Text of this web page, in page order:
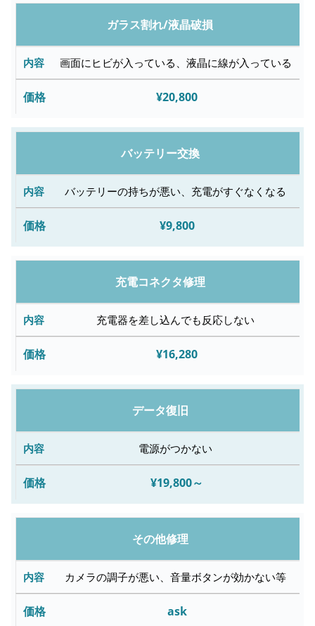
理
内
容
故
容
修
理
ガラス割れ/液晶破損
画面にヒビが入っている、液晶に線が入っている
¥20,800
バッテリー交換
バッテリーの持ちが悪い、充電がすぐなくなる
¥9,800
充電コネクタ修理
充電器を差し込んでも反応しない
¥16,280
データ復旧
電源がつかない
¥19,800～
その他修理
カメラの調子が悪い、音量ボタンが効かない等
ask